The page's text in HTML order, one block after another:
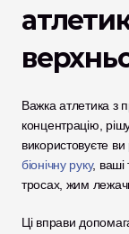
Важка атлетика з
концентрацію,
використовуєте
біонічну руку, ваші
тросах, жим лежачи
Ці вправи